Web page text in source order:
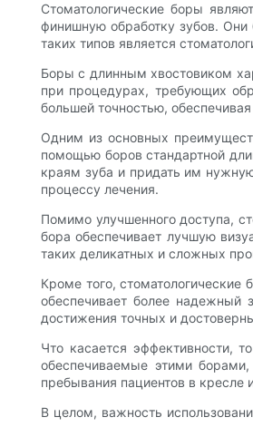
Стоматологические боры
финишную обработку зубов.
таких типов является
Боры с длинным хвостовиком
при процедурах, требующих
большей точностью,
Одним из основных
помощью боров стандартной
краям зуба и придать им
процессу лечения.
Помимо улучшенного доступа,
бора обеспечивает лучшую
таких деликатных и сложных
Кроме того,
обеспечивает более надежный
достижения точных и
Что касается эффективности,
обеспечиваемые этими
пребывания пациентов в кресле
В целом, важность